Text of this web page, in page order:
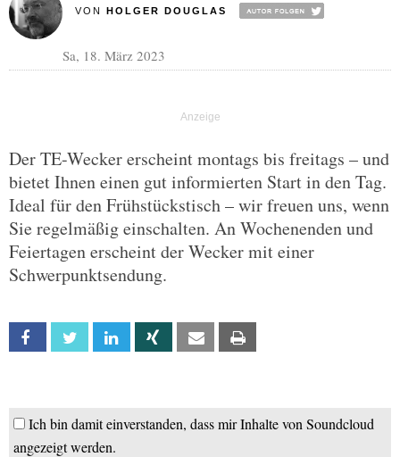
VON HOLGER DOUGLAS
Sa, 18. März 2023
Der TE-Wecker erscheint montags bis freitags – und
bietet Ihnen einen gut informierten Start in den Tag.
Ideal für den Frühstückstisch – wir freuen uns, wenn
Sie regelmäßig einschalten. An Wochenenden und
Feiertagen erscheint der Wecker mit einer
Schwerpunktsendung.
Facebook Twitter Linkedin Xing Email
Ich bin damit einverstanden, dass mir Inhalte von Soundcloud
angezeigt werden.